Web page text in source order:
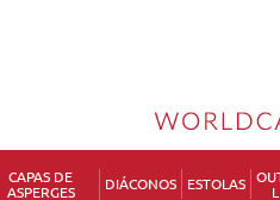
CAPAS DE
ASPERGES
DIÁCONOS ESTOLAS